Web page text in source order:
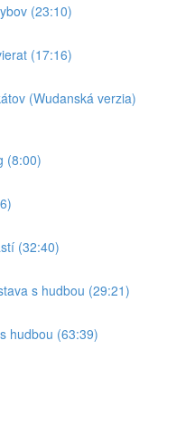
(23:10)
(17:16)
(Wudanská verzia)
(8:00)
(32:40)
s hudbou (29:21)
hudbou (63:39)